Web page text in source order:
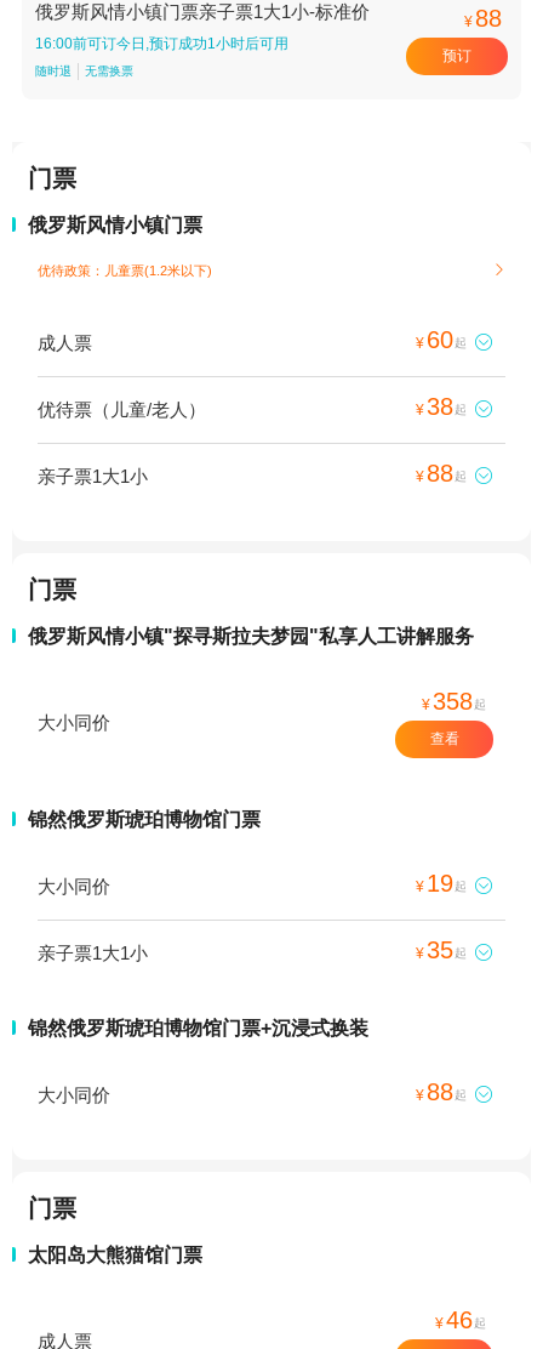
俄罗斯风情小镇门票亲子票1大1小-标准价
16:00前可订今日,预订成功1小时后可用
随时退 无需换票
¥ 88
预订
门票
俄罗斯风情小镇门票
优待政策：儿童票(1.2米以下) 
成人票 ¥ 60起 
优待票（儿童/老人） ¥38起 
亲子票1大1小 ¥ 88起 
门票
俄罗斯风情小镇"探寻斯拉夫梦园"私享人工讲解服务
大小同价
¥358起
查看
锦然俄罗斯琥珀博物馆门票
大小同价 ¥ 19起 
亲子票1大1小 ¥35起 
锦然俄罗斯琥珀博物馆门票+沉浸式换装
大小同价 ¥ 88起 
门票
太阳岛大熊猫馆门票
成人票
¥46起